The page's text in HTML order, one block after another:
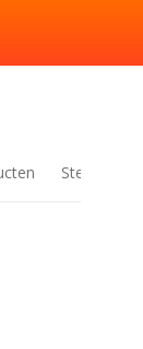
Steden